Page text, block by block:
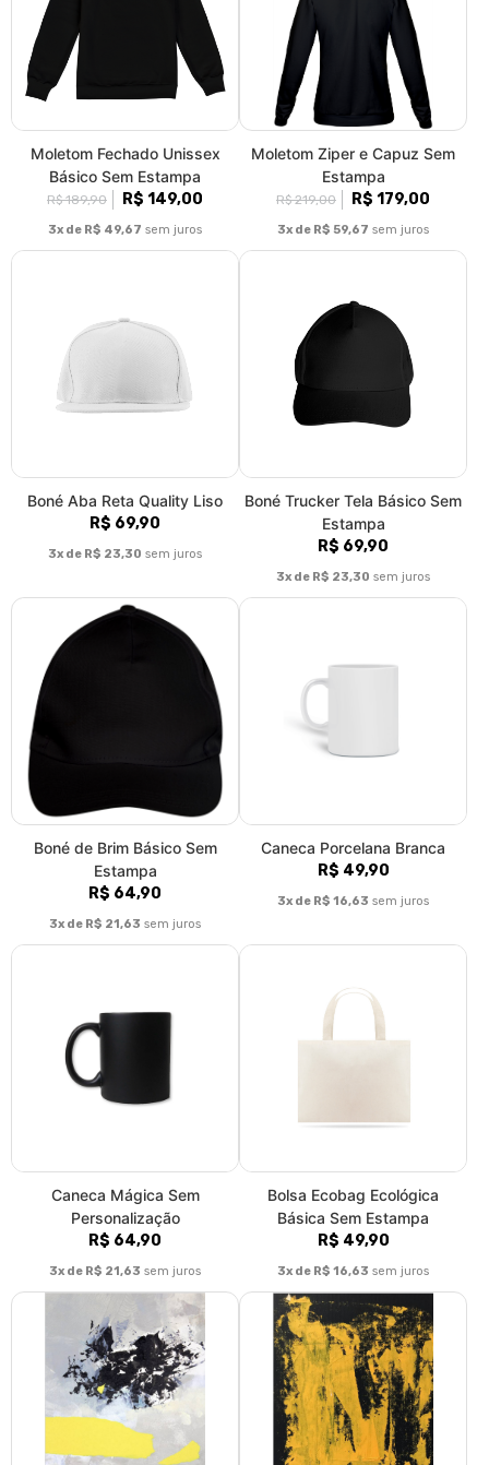
Moletom Fechado Unissex
Básico Sem Estampa
R$ 189,90 R$ 149,00
3x de R$ 49,67 sem juros
Moletom Ziper e Capuz Sem
Estampa
R$ 219,00 R$ 179,00
3x de R$ 59,67 sem juros
Boné Aba Reta Quality Liso
R$ 69,90
3x de R$ 23,30 sem juros
Boné Trucker Tela Básico Sem
Estampa
R$ 69,90
3x de R$ 23,30 sem juros
Boné de Brim Básico Sem
Estampa
R$ 64,90
3x de R$ 21,63 sem juros
Caneca Porcelana Branca
R$ 49,90
3x de R$ 16,63 sem juros
Caneca Mágica Sem
Personalização
R$ 64,90
3x de R$ 21,63 sem juros
Bolsa Ecobag Ecológica
Básica Sem Estampa
R$ 49,90
3x de R$ 16,63 sem juros